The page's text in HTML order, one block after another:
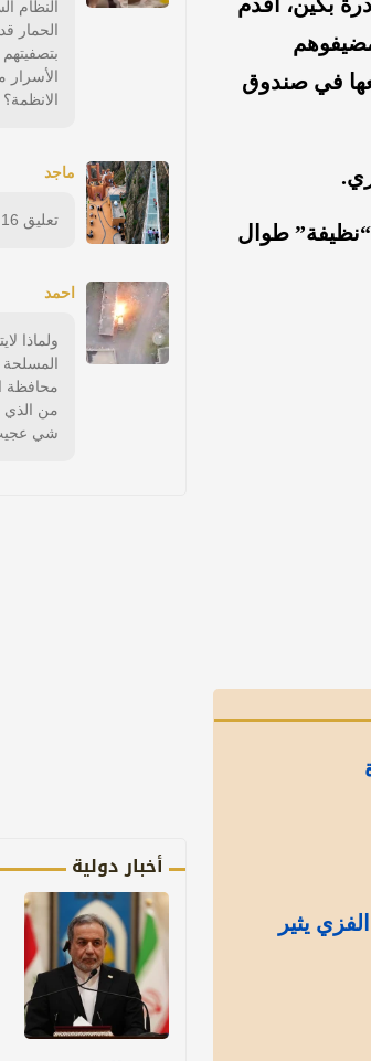
في صندوق
طوال
يثير
النظام
الحمار
الانظمة؟
ماجد
تعليق 16 فوبيا....😂😂😂👍
احمد
ولماذا
المسلحة
محافظة
من الذي
شي
أخبار دولية